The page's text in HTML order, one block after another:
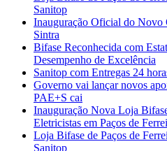
Sanitop
Inauguração Oficial do
Sintra
Bifase Reconhecida com
Desempenho de Excelência
Sanitop com Entregas 24
Governo vai lançar novos
PAE+S cai
Inauguração Nova Loja
Eletricistas em Paços de
Loja Bifase de Paços de
Sanitop